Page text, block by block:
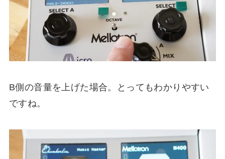
B側の音量を上げた場合。とってもわかりやすい
ですね。